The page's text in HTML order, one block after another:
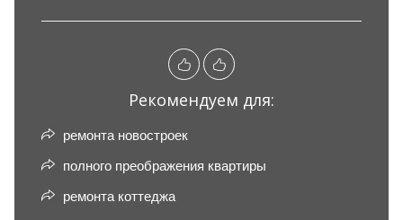
Рекомендуем для:
ремонта новостроек
полного преображения квартиры
ремонта коттеджа